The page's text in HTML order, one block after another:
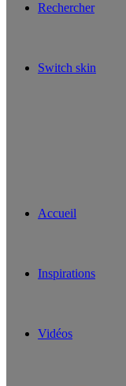
Rechercher
Switch skin
Accueil
Inspirations
Vidéos